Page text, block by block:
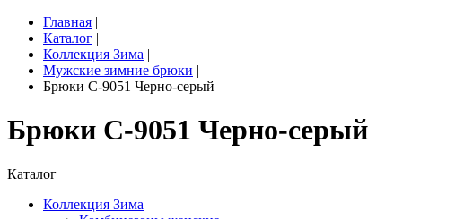
Главная |
Каталог |
Коллекция Зима |
Мужские зимние брюки |
Брюки C-9051 Черно-серый
Брюки C-9051 Черно-серый
Каталог
Коллекция Зима